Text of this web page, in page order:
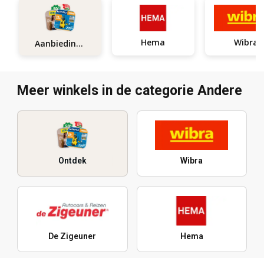
Aanbiedingen Hema Wibra
Meer winkels in de categorie Andere
Ontdek Wibra
De Zigeuner Hema